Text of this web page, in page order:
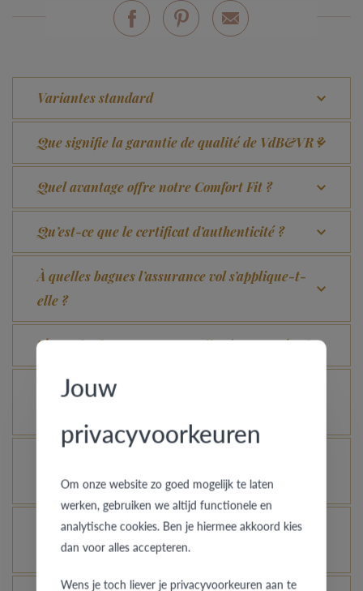
Variantes standard
Que signifie la garantie de qualité de VdB&VR ?
Quel avantage offre notre Comfort Fit ?
Qu’est-ce que le certificat d’authenticité ?
À quelles bagues l’assurance vol s’applique-t-
elle ?
Toutes les bagues peuvent-elles être gravées ?
Comment avoir une idée de l’aspect d’une bague
aspect neuf ?
Une bague en or, platine ou palladium encore
plus brillante, c’est possible ?
Jouw
privacyvoorkeuren
Om onze website zo goed mogelijk te laten
werken, gebruiken we altijd functionele en
analytische cookies. Ben je hiermee akkoord kies
dan voor alles accepteren.
Wens je toch liever je privacyvoorkeuren aan te